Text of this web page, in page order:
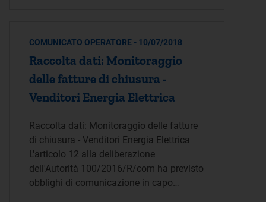
COMUNICATO OPERATORE - 10/07/2018
Raccolta dati: Monitoraggio
delle fatture di chiusura -
Venditori Energia Elettrica
Raccolta dati: Monitoraggio delle fatture
di chiusura - Venditori Energia Elettrica
L'articolo 12 alla deliberazione
dell'Autorità 100/2016/R/com ha previsto
obblighi di comunicazione in capo…